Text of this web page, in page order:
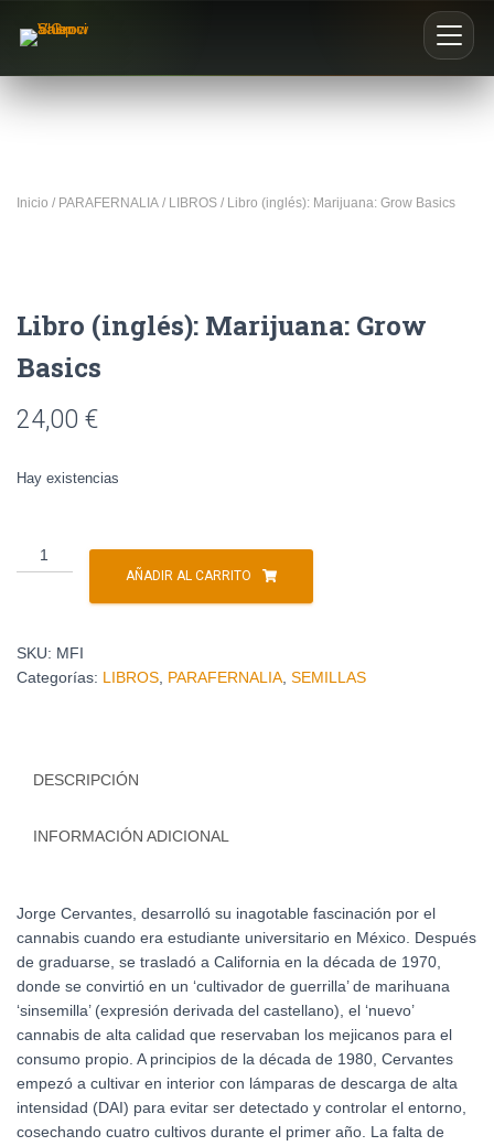
Inicio / PARAFERNALIA / LIBROS / Libro (inglés): Marijuana: Grow Basics
Libro (inglés): Marijuana: Grow
Basics
24,00 €
Hay existencias
AÑADIR AL CARRITO
SKU: MFI
Categorías: LIBROS PARAFERNALIA SEMILLAS
DESCRIPCIÓN
INFORMACIÓN ADICIONAL
Jorge Cervantes, desarrolló su inagotable fascinación por el
cannabis cuando era estudiante universitario en México. Después
de graduarse, se trasladó a California en la década de 1970,
donde se convirtió en un ‘cultivador de guerrilla’ de marihuana
‘sinsemilla’ (expresión derivada del castellano), el ‘nuevo’
cannabis de alta calidad que reservaban los mejicanos para el
consumo propio. A principios de la década de 1980, Cervantes
empezó a cultivar en interior con lámparas de descarga de alta
intensidad (DAI) para evitar ser detectado y controlar el entorno,
cosechando cuatro cultivos durante el primer año. La falta de